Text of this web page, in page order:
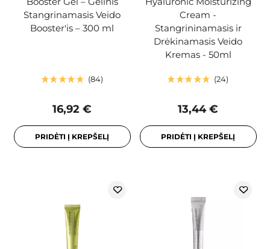
Stangrinamasis Veido
Booster'is – 300 ml
84
16,92 €
PRIDĖTI Į KREPŠELĮ
Cream -
Stangrininamasis ir
Drėkinamasis Veido
Kremas - 50ml
24
13,44 €
PRIDĖTI Į KREPŠELĮ